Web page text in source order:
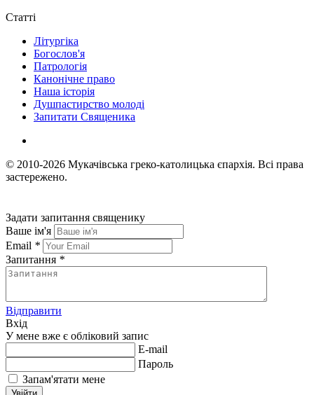
Статті
Літургіка
Богослов'я
Патрологія
Канонічне право
Наша історія
Душпастирство молоді
Запитати Священика
© 2010-2026 Мукачівська греко-католицька єпархія. Всі права
застережено.
Задати запитання священику
Ваше ім'я
Email *
Запитання *
Відправити
Вхід
У мене вже є обліковий запис
E-mail
Пароль
Запам'ятати мене